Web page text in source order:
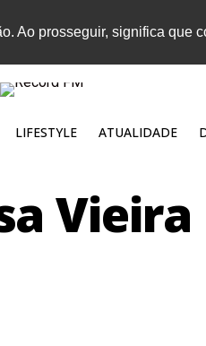
Ao prosseguir, significa que
LIFESTYLE ATUALIDADE
Vieira